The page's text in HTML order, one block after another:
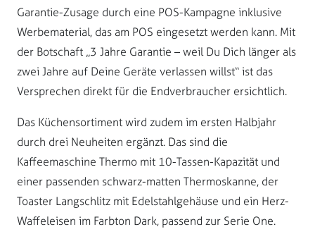
Garantie-Zusage durch eine POS-Kampagne inklusive
Werbematerial, das am POS eingesetzt werden kann. Mit
der Botschaft „3 Jahre Garantie – weil Du Dich länger als
zwei Jahre auf Deine Geräte verlassen willst“ ist das
Versprechen direkt für die Endverbraucher ersichtlich.
Das Küchensortiment wird zudem im ersten Halbjahr
durch drei Neuheiten ergänzt. Das sind die
Kaffeemaschine Thermo mit 10-Tassen-Kapazität und
einer passenden schwarz-matten Thermoskanne, der
Toaster Langschlitz mit Edelstahlgehäuse und ein Herz-
Waffeleisen im Farbton Dark, passend zur Serie One.